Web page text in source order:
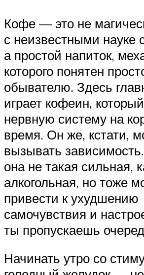
Кофе — это не
с неизвестными науке
а простой напиток,
которого понятен
обывателю. Здесь
играет кофеин,
нервную систему на
время. Он же, кстати,
вызывать
она не такая сильная,
алкогольная, но тоже
привести к ухудшению
самочувствия и
ты пропускаешь
Начинать утро со